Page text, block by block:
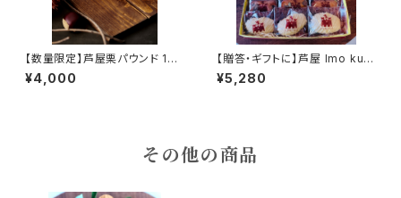
【数量限定】芦屋栗パウンド 1
本 約430ｇ イタリア産の栗16
個使用！ 保存料香料不使用
¥4,000
【贈答・ギフトに】芦屋 Imo kuri
Nankin プレミアム 7種15個セ
ット 保存料香料不使用
¥5,280
その他の商品